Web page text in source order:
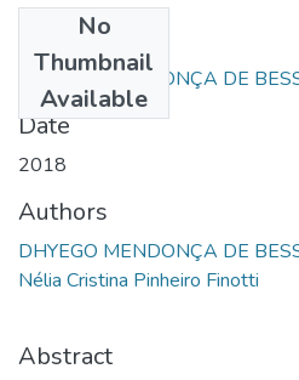
No
Thumbnail
Available
DHYEGO MENDONÇA DE
Date
2018
Authors
DHYEGO MENDONÇA DE
Nélia Cristina Pinheiro Finotti
Abstract